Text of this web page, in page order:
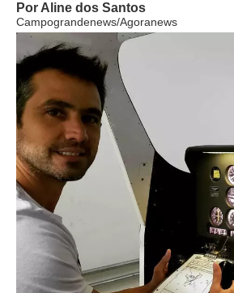
Por Aline dos Santos
Campograndenews/Agoranews